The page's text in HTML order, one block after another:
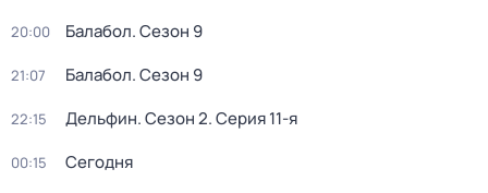
20:00 Балабол. Сезон 9
21:07 Балабол. Сезон 9
22:15 Дельфин. Сезон 2. Серия 11-я
00:15 Сегодня